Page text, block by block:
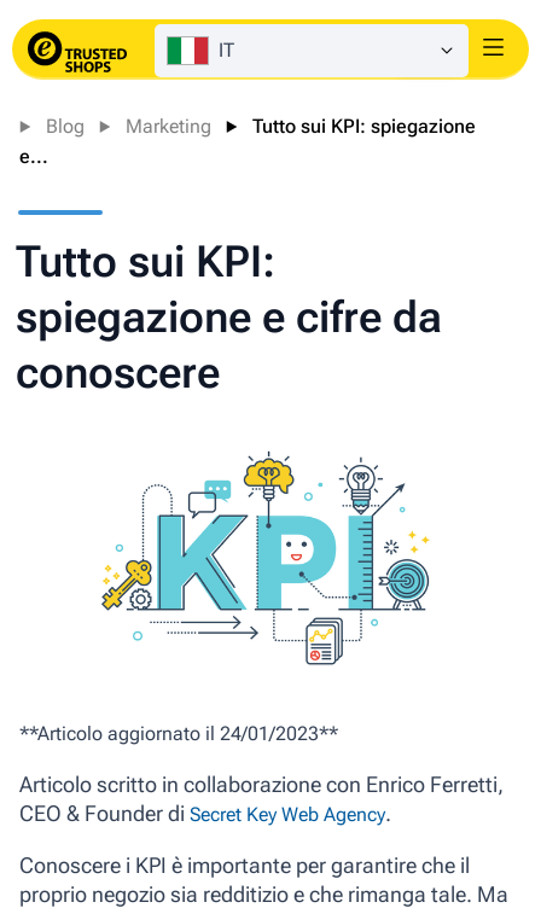
IT Login
Blog Marketing
Tutto sui KPI: spiegazione
e...
Tutto sui KPI:
spiegazione e cifre da
conoscere
**Articolo aggiornato il 24/01/2023**
Articolo scritto in collaborazione con Enrico Ferretti,
CEO & Founder di Secret Key Web Agency.
Conoscere i KPI è importante per garantire che il
proprio negozio sia redditizio e che rimanga tale. Ma